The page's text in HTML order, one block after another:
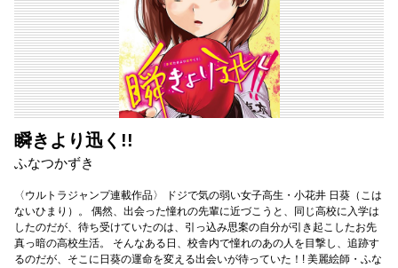
瞬きより迅く!!
ふなつかずき
〈ウルトラジャンプ連載作品〉 ドジで気の弱い女子高生・小花井 日葵（こは
ないひまり）。 偶然、出会った憧れの先輩に近づこうと、同じ高校に入学は
したのだが、待ち受けていたのは、引っ込み思案の自分が引き起こしたお先
真っ暗の高校生活。 そんなある日、校舎内で憧れのあの人を目撃し、追跡す
るのだが、そこに日葵の運命を変える出会いが待っていた！! 美麗絵師・ふな